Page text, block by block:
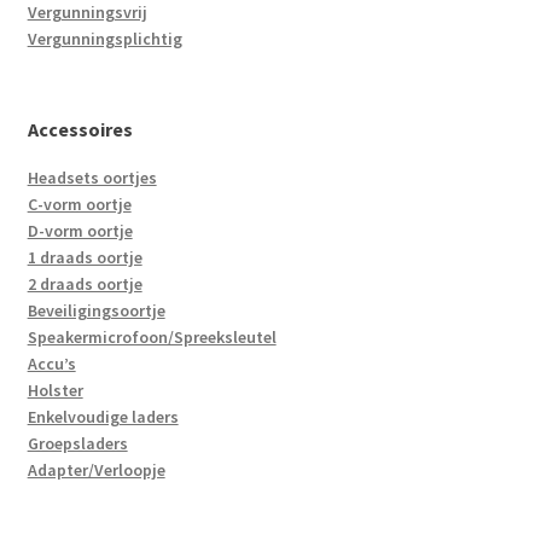
Vergunningsvrij
Vergunningsplichtig
Accessoires
Headsets oortjes
C-vorm oortje
D-vorm oortje
1 draads oortje
2 draads oortje
Beveiligingsoortje
Speakermicrofoon/Spreeksleutel
Accu’s
Holster
Enkelvoudige laders
Groepsladers
Adapter/Verloopje